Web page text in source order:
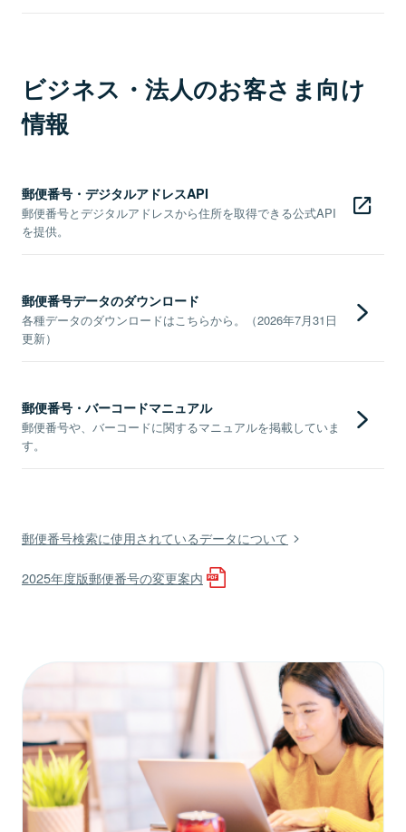
ビジネス・法人のお客さま向け
情報
郵便番号・デジタルアドレスAPI
郵便番号とデジタルアドレスから住所を取得できる公式API
を提供。
郵便番号データのダウンロード
各種データのダウンロードはこちらから。（2026年7月31日
更新）
郵便番号・バーコードマニュアル
郵便番号や、バーコードに関するマニュアルを掲載していま
す。
郵便番号検索に使用されているデータについて
2025年度版郵便番号の変更案内